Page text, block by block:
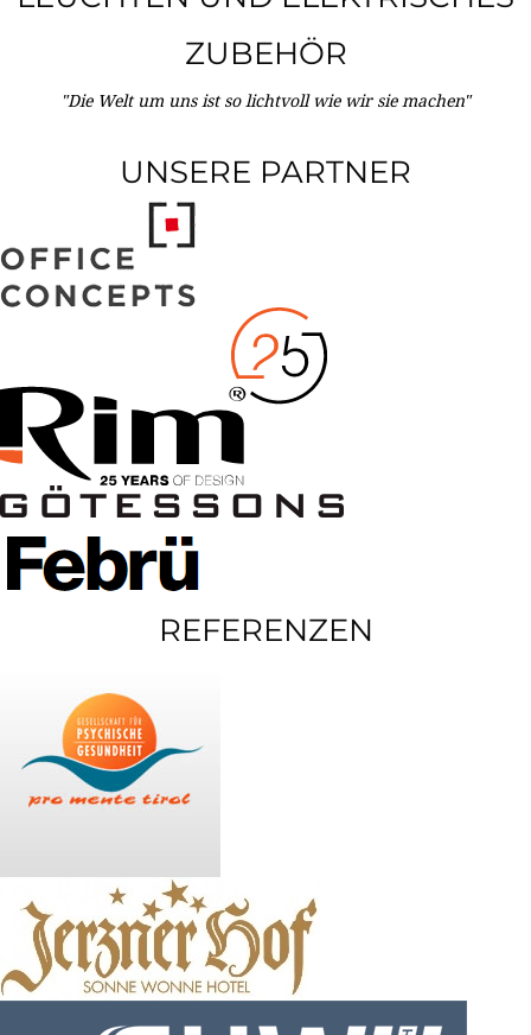
ZUBEHÖR
"Die Welt um uns ist so lichtvoll wie wir sie machen"
UNSERE PARTNER
REFERENZEN